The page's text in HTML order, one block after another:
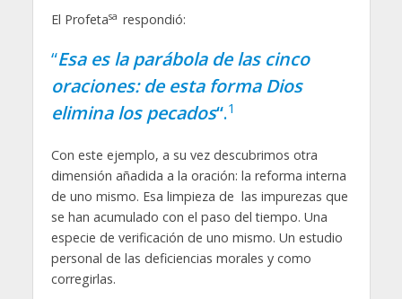
El Profetasa respondió:
“Esa es la parábola de las cinco
oraciones: de esta forma Dios
elimina los pecados“.1
Con este ejemplo, a su vez descubrimos otra
dimensión añadida a la oración: la reforma interna
de uno mismo. Esa limpieza de las impurezas que
se han acumulado con el paso del tiempo. Una
especie de verificación de uno mismo. Un estudio
personal de las deficiencias morales y como
corregirlas.